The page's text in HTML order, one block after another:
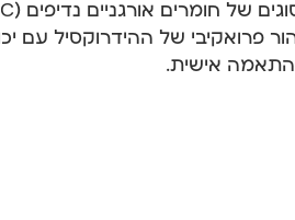
פרואקיבי של ההידרוקסיל עם
אישית.